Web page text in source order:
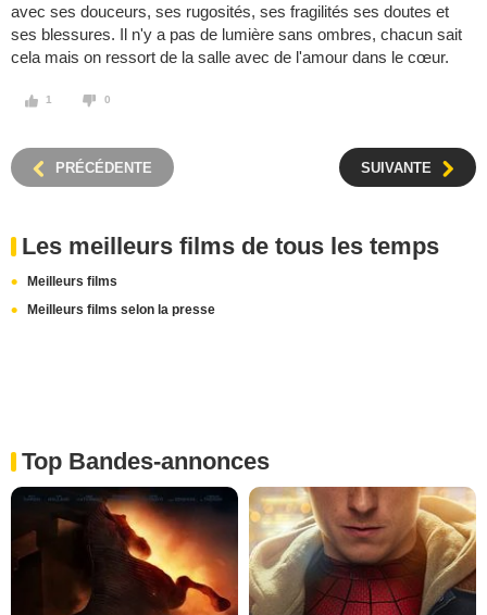
avec ses douceurs, ses rugosités, ses fragilités ses doutes et
ses blessures. Il n'y a pas de lumière sans ombres, chacun sait
cela mais on ressort de la salle avec de l'amour dans le cœur.
1 0
PRÉCÉDENTE SUIVANTE
Les meilleurs films de tous les temps
Meilleurs films
Meilleurs films selon la presse
Top Bandes-annonces